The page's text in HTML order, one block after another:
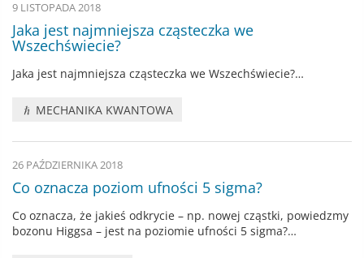
9 LISTOPADA 2018
Jaka jest najmniejsza cząsteczka we
Wszechświecie?
Jaka jest najmniejsza cząsteczka we Wszechświecie?…
MECHANIKA KWANTOWA
26 PAŹDZIERNIKA 2018
Co oznacza poziom ufności 5 sigma?
Co oznacza, że jakieś odkrycie – np. nowej cząstki, powiedzmy
bozonu Higgsa – jest na poziomie ufności 5 sigma?…